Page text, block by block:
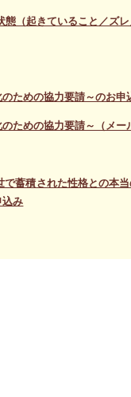
（起きていること／ズ
ための協力要請～のお申
ための協力要請～（メー
蓄積された性格との本
込み